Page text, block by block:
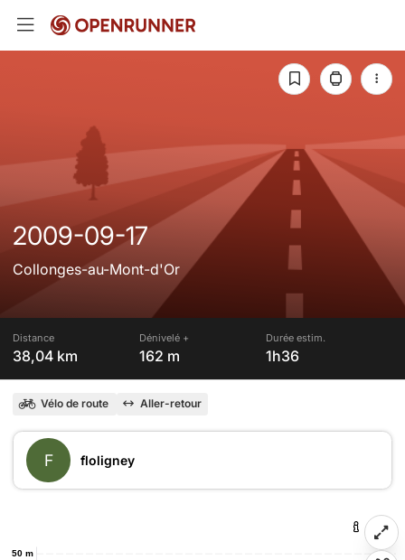
2009-09-17
Collonges-au-Mont-d'Or
Distance
38,04 km
Dénivelé +
162 m
Durée estim.
1h36
Vélo de route Aller-retour
F floligney
50 m